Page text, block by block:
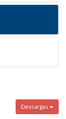
Descargas